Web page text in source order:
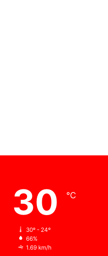
30 ℃
30º - 24º
66%
1.69 km/h